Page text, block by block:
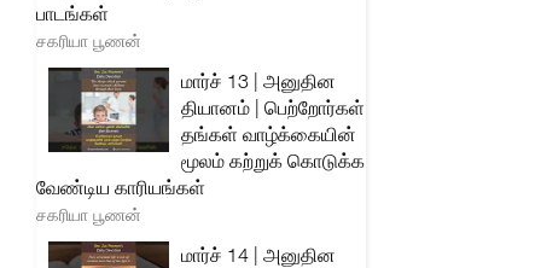
பாடங்கள்
சகரியா பூணன்
மார்ச் 13 | அனுதின
தியானம் | பெற்றோர்கள்
தங்கள் வாழ்க்கையின்
மூலம் கற்றுக் கொடுக்க
வேண்டிய காரியங்கள்
சகரியா பூணன்
மார்ச் 14 | அனுதின